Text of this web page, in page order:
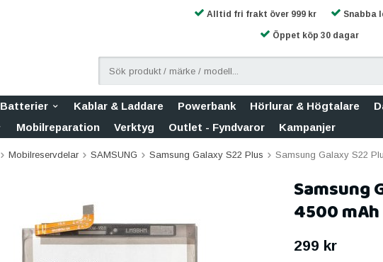
Alltid fri frakt över 999 kr Snabba
Öppet köp 30 dagar
Batterier Kablar & Laddare Powerbank Hörlurar & Högtalare
Mobilreparation Verktyg Outlet - Fyndvaror Kampanjer
Mobilreservdelar SAMSUNG Samsung Galaxy S22 Plus Samsung Galaxy S22
Samsung
4500 mAh
299 kr